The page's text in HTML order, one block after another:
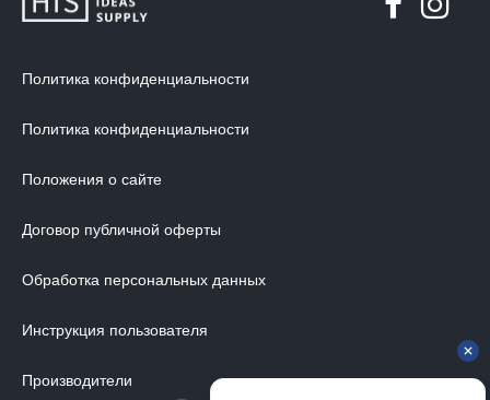
Политика конфиденциальности
Политика конфиденциальности
Положения о сайте
Договор публичной оферты
Обработка персональных данных
Инструкция пользователя
Производители